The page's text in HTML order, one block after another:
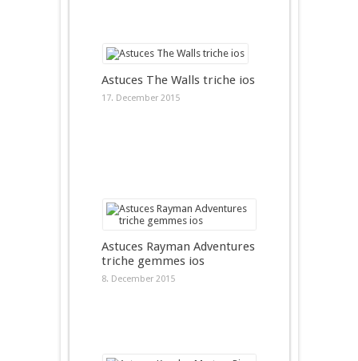
Astuces The Walls triche ios
17. December 2015
Astuces Rayman Adventures
triche gemmes ios
8. December 2015